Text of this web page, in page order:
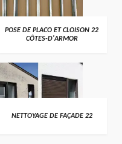
POSE DE PLACO ET CLOISON 22
CÔTES-D'ARMOR
NETTOYAGE DE FAÇADE 22